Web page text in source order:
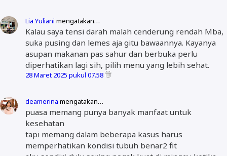
Lia Yuliani mengatakan…
Kalau saya tensi darah malah cenderung rendah Mba,
suka pusing dan lemes aja gitu bawaannya. Kayanya
asupan makanan pas sahur dan berbuka perlu
diperhatikan lagi sih, pilih menu yang lebih sehat.
28 Maret 2025 pukul 07.58
deamerina mengatakan…
puasa memang punya banyak manfaat untuk
kesehatan
tapi memang dalam beberapa kasus harus
memperhatikan kondisi tubuh benar2 fit